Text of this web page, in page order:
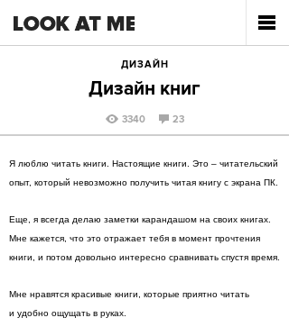
ДИЗАЙН
Дизайн книг
3340 23
Я люблю читать книги. Настоящие книги. Это – читательский
опыт, который невозможно получить читая книгу с экрана ПК.
Еще, я всегда делаю заметки карандашом на своих книгах.
Мне кажется, что это отражает тебя в момент прочтения
книги, и потом довольно интересно сравнивать спустя время.
Мне нравятся красивые книги, которые приятно читать
и удобно ощущать в руках.